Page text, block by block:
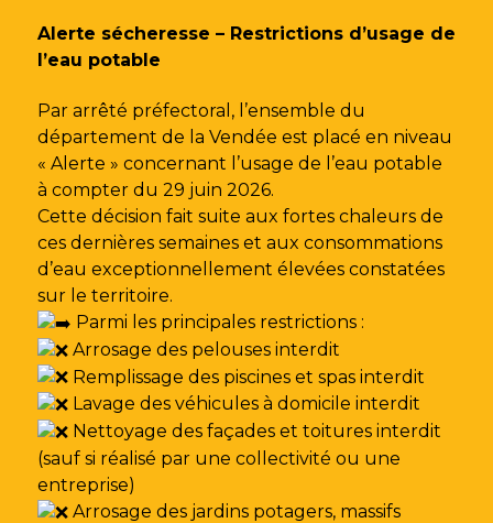
Alerte sécheresse – Restrictions d’usage de
l’eau potable
Par arrêté préfectoral, l’ensemble du
département de la Vendée est placé en niveau
« Alerte » concernant l’usage de l’eau potable
à compter du 29 juin 2026.
Cette décision fait suite aux fortes chaleurs de
ces dernières semaines et aux consommations
d’eau exceptionnellement élevées constatées
sur le territoire.
Parmi les principales restrictions :
Arrosage des pelouses interdit
Remplissage des piscines et spas interdit
Lavage des véhicules à domicile interdit
Nettoyage des façades et toitures interdit
(sauf si réalisé par une collectivité ou une
entreprise)
Arrosage des jardins potagers, massifs